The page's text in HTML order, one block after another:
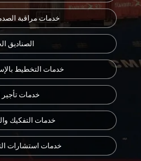
خدمات مراقبة
الصناديق
خدمات التخطيط
خدمات تأجير
خدمات التفكيك
خدمات استشارات